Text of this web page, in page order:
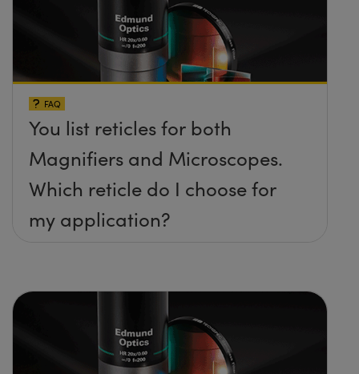
FAQ
You list reticles for both
Magnifiers and Microscopes.
Which reticle do I choose for
my application?